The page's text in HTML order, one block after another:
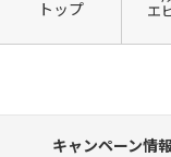
トップ エ
キャンペーン情報